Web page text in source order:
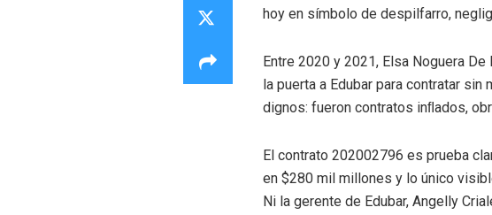
hoy en símbolo de despilfarro,
Entre 2020 y 2021, Elsa Noguera
la puerta a Edubar para contratar
dignos: fueron contratos inﬂados,
El contrato 202002796 es prueba
en $280 mil millones y lo único
Ni la gerente de Edubar, Angelly